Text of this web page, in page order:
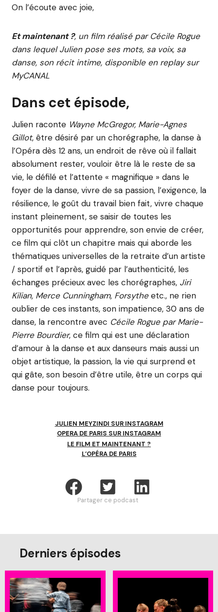
On l’écoute avec joie,
Et maintenant ?, un film réalisé par Cécile Rogue
dans lequel Julien pose ses mots, sa voix, sa
danse, son récit intime, disponible en replay sur
MyCANAL
Dans cet épisode,
Julien raconte Wayne McGregor, Marie-Agnes
Gillot, être désiré par un chorégraphe, la danse à
l’Opéra dès 12 ans, un endroit de rêve où il fallait
absolument rester, vouloir être là le reste de sa
vie, le défilé et l’attente « magnifique » dans le
foyer de la danse, vivre de sa passion, l’exigence, la
résilience, le goût du travail bien fait, vivre chaque
instant pleinement, se saisir de toutes les
opportunités pour apprendre, son envie de créer,
ce film qui clôt un chapitre mais qui aborde les
thématiques universelles de la retraite d’un artiste
/ sportif et l’après, guidé par l’authenticité, les
échanges précieux avec les chorégraphes, Jiri
Kilian, Merce Cunningham, Forsytheetc., ne rien
oublier de ces instants, son impatience, 30 ans de
danse, la rencontre avec Cécile Rogue par Marie-
Pierre Bourdier, ce film qui est une déclaration
d’amour à la danse et aux danseurs mais aussi un
objet artistique, la passion, la vie qui surprend et
qui gâte, son besoin d’être utile, être un corps qui
danse pour toujours.
JULIEN MEYZINDI SUR INSTAGRAM
OPERA DE PARIS SUR INSTAGRAM
LE FILM ET MAINTENANT ?
L’OPÉRA DE PARIS
Partager ce podcast
Derniers épisodes